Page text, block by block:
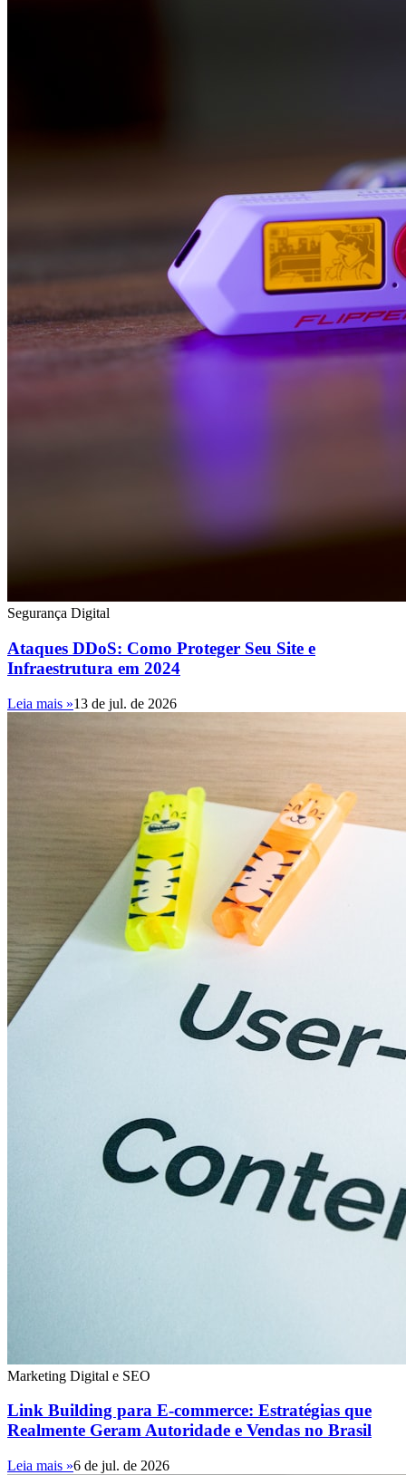
Segurança Digital
Ataques DDoS: Como Proteger Seu Site e
Infraestrutura em 2024
Leia mais »13 de jul. de 2026
Marketing Digital e SEO
Link Building para E-commerce: Estratégias que
Realmente Geram Autoridade e Vendas no Brasil
Leia mais »6 de jul. de 2026